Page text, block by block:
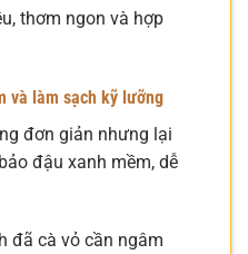
thơm ngon và hợp
và làm sạch kỹ lưỡng
đơn giản nhưng lại
đậu xanh mềm, dễ
đã cà vỏ cần ngâm